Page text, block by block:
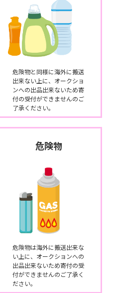
危険物と同様に海外に搬送
出来ない上に、オークショ
ンへの出品出来ないため寄
付の受付ができませんのご
了承ください。
危険物
危険物は海外に搬送出来な
い上に、オークションへの
出品出来ないため寄付の受
付ができませんのご了承く
ださい。